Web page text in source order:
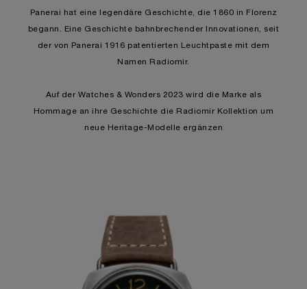
Panerai hat eine legendäre Geschichte, die 1860 in Florenz
begann. Eine Geschichte bahnbrechender Innovationen, seit
der von Panerai 1916 patentierten Leuchtpaste mit dem
Namen Radiomir.
Auf der Watches & Wonders 2023 wird die Marke als
Hommage an ihre Geschichte die Radiomir Kollektion um
neue Heritage-Modelle ergänzen